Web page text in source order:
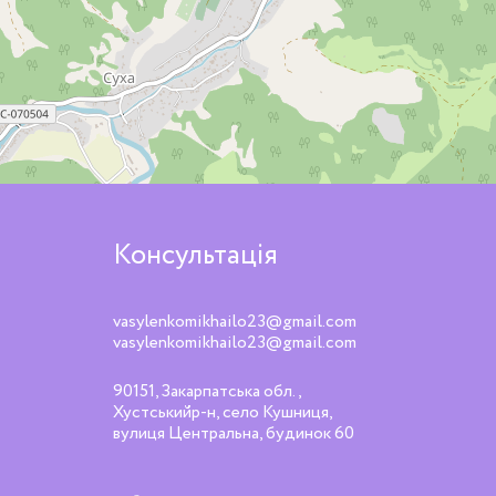
Консультація
vasylenkomikhailo23@gmail.com
vasylenkomikhailo23@gmail.com
90151, Закарпатська обл.,
Хустськийр-н, село Кушниця,
вулиця Центральна, будинок 60